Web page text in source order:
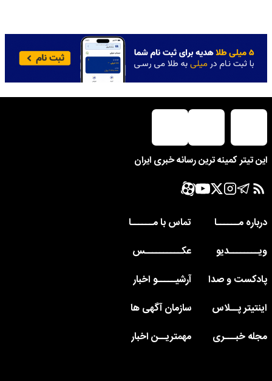
این تیتر کمینه ترین رسانه خبری ایران
درباره مــــــا
تماس با مــــــا
ویــــــــدیو
عکــــــــــس
پادکست و صدا
آرشیـــــو اخبار
اینتیتر پــلاس
سازمان آگهی ها
مجله خبـــری
مهمتریــن اخبار